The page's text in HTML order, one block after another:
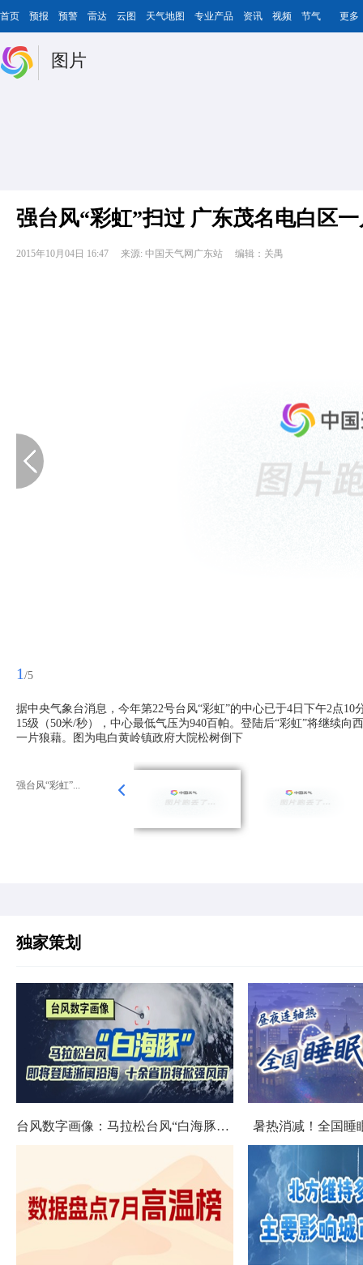
首页 预报 预警 雷达 云图 天气地图 专业产品 资讯 视频 节气 更多
图片
强台风“彩虹”扫过 广东茂名电白区
2015年10月04日 16:47 来源: 中国天气网广东站 编辑：关禺
1 /5
据中央气象台消息，今年第22号台风“彩虹”的中心已于4日下午2点
15级（50米/秒），中心最低气压为940百帕。登陆后“彩虹”将继续
一片狼藉。图为电白黄岭镇政府大院松树倒下
强台风“彩虹”...
独家策划
台风数字画像：马拉松台风“白海豚”将影响十余省份 暑热消减！全国睡